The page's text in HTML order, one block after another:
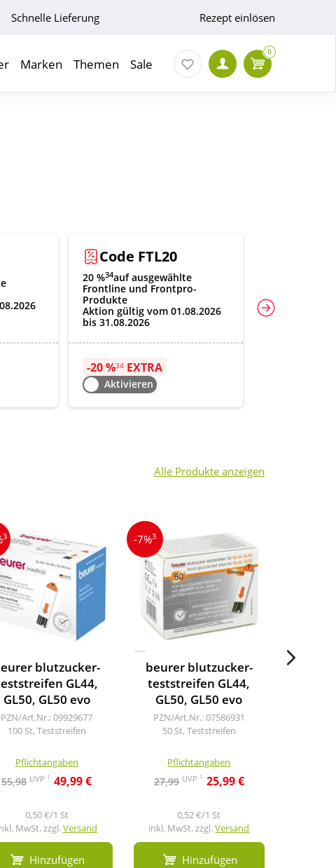
Schnelle Lieferung Rezept einlösen
Marken Themen Sale
0
Code FTL20
20 %34auf ausgewählte
Frontline und Frontpro-
Produkte
Aktion gültig vom 01.08.2026
bis 31.08.2026
-20 %34 EXTRA
Aktivieren
Aktion gültig
bis 09.08.2026
Alle Produkte anzeigen
3
blutzucker-
GL44,
GL50, GL50 evo
PZN/Art.Nr.: 09929677
100 St, Teststreifen
Pflichtangaben
55,98 UVP 1 49,99 €
0,50 €/1 St
MwSt. zzgl.Versand
Hinzufügen
-7%3
beurer blutzucker-
teststreifen GL44,
GL50, GL50 evo
PZN/Art.Nr.: 07586931
50 St, Teststreifen
Pflichtangaben
27,99 UVP 1 25,99 €
0,52 €/1 St
inkl. MwSt. zzgl.Versand
Hinzufügen